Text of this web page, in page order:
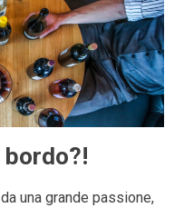
bordo?!
una grande passione,